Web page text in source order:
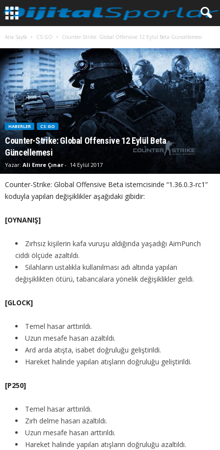
Ana Sayfa CS:GO Counter-Strike: Global Offensive 12 Eylül Beta Güncellemesi
HABERLER CS:GO
Counter-Strike: Global Offensive 12 Eylül Beta
Güncellemesi
Yazar: Ali Emre Çınar - 14 Eylül 2017
Counter-Strike: Global Offensive Beta istemcisinde “1.36.0.3-rc1”
koduyla yapılan değişiklikler aşağıdaki gibidir:
[OYNANIŞ]
Zırhsız kişilerin kafa vuruşu aldığında yaşadığı AimPunch
ciddi ölçüde azaltıldı.
Silahların ustalıkla kullanılması adı altında yapılan
değişiklikten ötürü, tabancalara yönelik değişiklikler geldi.
[GLOCK]
Temel hasar arttırıldı.
Uzun mesafe hasarı azaltıldı.
Ard arda atışta, isabet doğruluğu geliştirildi.
Hareket halinde yapılan atışların doğruluğu geliştirildi.
[P250]
Temel hasar arttırıldı.
Zırh delme hasarı azaltıldı.
Uzun mesafe hasarı arttırıldı.
Hareket halinde yapılan atışların doğruluğu azaltıldı.